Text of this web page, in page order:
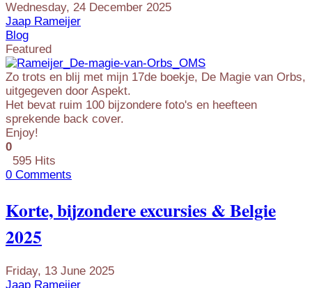
Wednesday, 24 December 2025
Jaap Rameijer
Blog
Featured
Zo trots en blij met mijn 17de boekje, De Magie van Orbs,
uitgegeven door Aspekt.
Het bevat ruim 100 bijzondere foto's en heefteen
sprekende back cover.
Enjoy!
0
595 Hits
0 Comments
Korte, bijzondere excursies & Belgie
2025
Friday, 13 June 2025
Jaap Rameijer